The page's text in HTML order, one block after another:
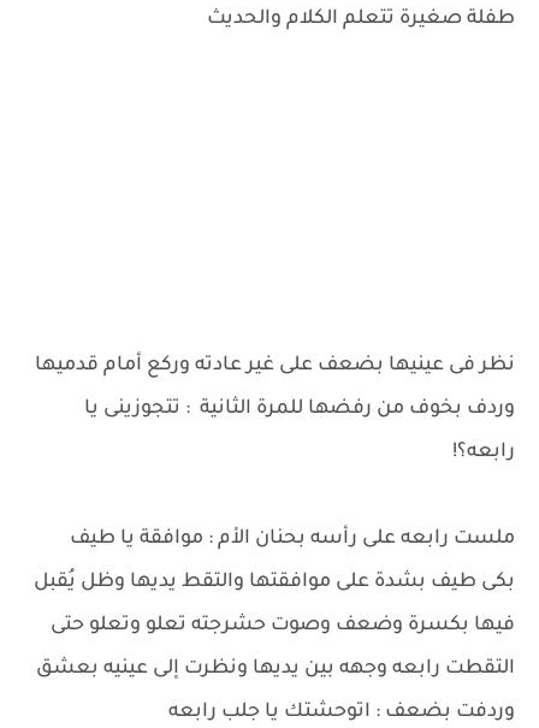
طفلة صغيرة تتعلم الكلام والحديث
نظر فى عينيها بضعف على غير عادته وركع أمام قدميها
وردف بخوف من رفضها للمرة الثانية : تتجوزينى يا
رابعه؟!
ملست رابعه على رأسه بحنان الأم : موافقة يا طيف
بكى طيف بشدة على موافقتها والتقط يديها وظل يُقبل
فيها بكسرة وضعف وصوت حشرجته تعلو وتعلو حتى
التقطت رابعه وجهه بين يديها ونظرت إلى عينيه بعشق
وردفت بضعف : اتوحشتك يا جلب رابعه